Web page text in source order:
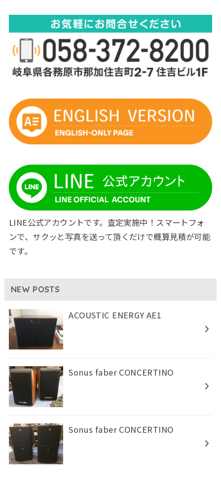
LINE公式アカウントです。査定実施中！スマートフォ
ンで、サクッと写真を送って頂くだけで概算見積が可能
です。
NEW POSTS
ACOUSTIC ENERGY AE1
Sonus faber CONCERTINO
Sonus faber CONCERTINO